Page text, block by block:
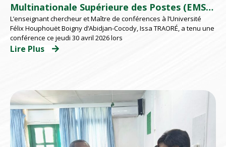
Multinationale Supérieure des Postes (EMSP)
d’Abidjan répondent présents
L’enseignant chercheur et Maître de conférences à l’Université
Félix Houphouët Boigny d’Abidjan-Cocody, Issa TRAORÉ, a tenu une
conférence ce jeudi 30 avril 2026 lors
Lire Plus